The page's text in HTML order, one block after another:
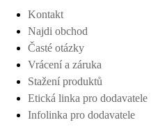
Kontakt
Najdi obchod
Časté otázky
Vrácení a záruka
Stažení produktů
Etická linka pro dodavatele
Infolinka pro dodavatele